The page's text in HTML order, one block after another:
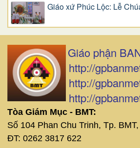
Giáo xứ Phúc Lộc: Lễ
Giáo phận
http://
http://
http://
Tòa Giám Mục - BMT:
Số 104 Phan Chu Trinh, Tp.
ĐT: 0262 3817 622